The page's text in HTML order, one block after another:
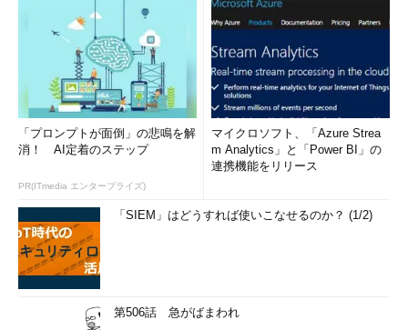
「プロンプトが面倒」の悲鳴を解
消！ AI定着のステップ
PR(ITmedia エンタープライズ)
マイクロソフト、「Azure Strea
m Analytics」と「Power BI」の
連携機能をリリース
「SIEM」はどうすれば使いこなせるのか？ (1/2)
第506話 急がばまわれ